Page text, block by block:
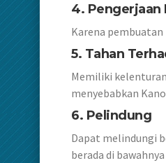
4. Pengerjaan
Karena
5. Tahan
Memiliki
menyebabkan
6. Pelindung
Dapat melindungi
berada di